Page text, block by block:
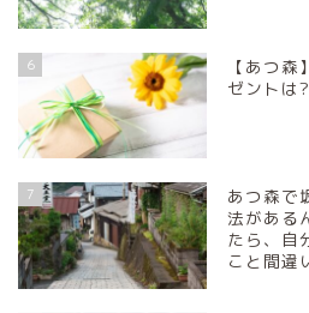
6
【あつ
ゼントは
7
あつ森で
法がある
たら、自
こと間違